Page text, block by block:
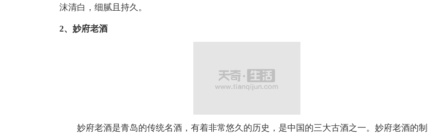
沫清白，细腻且持久。
2、妙府老酒
妙府老酒是青岛的传统名酒，有着非常悠久的历史，是中国的三大古酒之一。妙府老酒的制